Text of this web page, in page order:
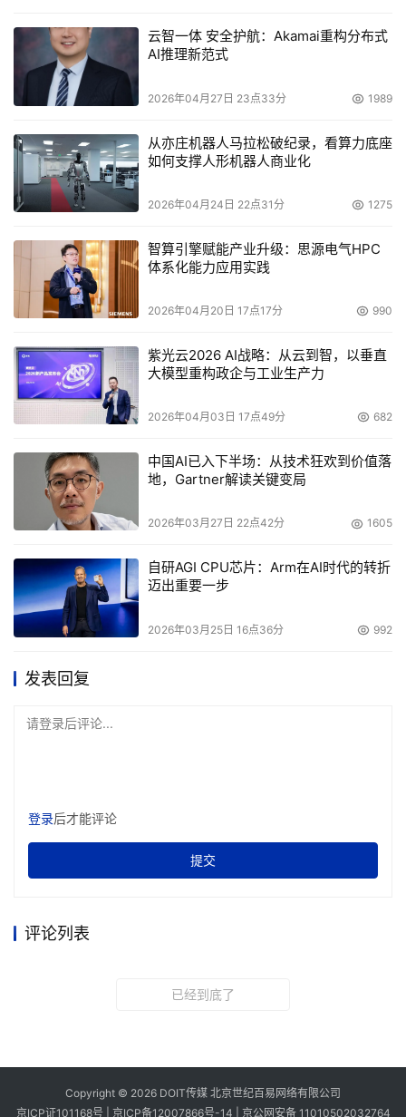
云智一体 安全护航：Akamai重构分布式
AI推理新范式
2026年04月27日 23点33分 1989
从亦庄机器人马拉松破纪录，看算力底座
如何支撑人形机器人商业化
2026年04月24日 22点31分 1275
智算引擎赋能产业升级：思源电气HPC
体系化能力应用实践
2026年04月20日 17点17分 990
紫光云2026 AI战略：从云到智，以垂直
大模型重构政企与工业生产力
2026年04月03日 17点49分 682
中国AI已入下半场：从技术狂欢到价值落
地，Gartner解读关键变局
2026年03月27日 22点42分 1605
自研AGI CPU芯片：Arm在AI时代的转折
迈出重要一步
2026年03月25日 16点36分 992
发表回复
请登录后评论...
登录后才能评论
提交
评论列表
已经到底了
Copyright © 2026 DOIT传媒 北京世纪百易网络有限公司
京ICP证101168号 | 京ICP备12007866号-14 京公网安备 11010502032764